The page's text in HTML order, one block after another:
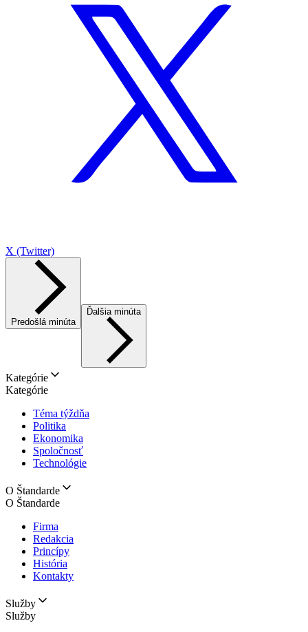
X (Twitter)
Predošlá minúta
Ďalšia minúta
Kategórie
Kategórie
Téma týždňa
Politika
Ekonomika
Spoločnosť
Technológie
O Štandarde
O Štandarde
Firma
Redakcia
Princípy
História
Kontakty
Služby
Služby